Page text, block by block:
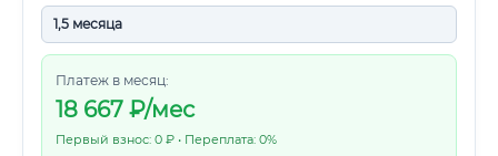
Платеж в месяц:
18 667 ₽/мес
Первый взнос: 0 ₽ • Переплата: 0%